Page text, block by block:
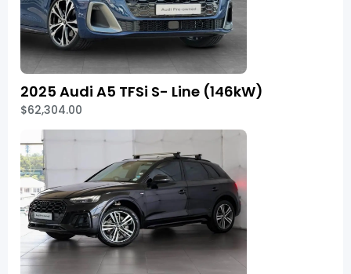
2025 Audi A5 TFSi S- Line (146kW)
$62,304.00